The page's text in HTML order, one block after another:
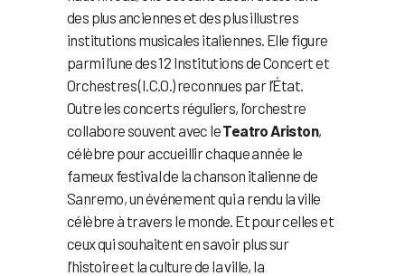
des plus anciennes et des plus illustres
institutions musicales italiennes. Elle figure
parmi l’une des 12 Institutions de Concert et
Orchestres (I.C.O.) reconnues par l’État.
Outre les concerts réguliers, l’orchestre
collabore souvent avec leTeatro Ariston,
célèbre pour accueillir chaque année le
fameux festival de la chanson italienne de
Sanremo, un événement qui a rendu la ville
célèbre à travers le monde. Et pour celles et
ceux qui souhaitent en savoir plus sur
l’histoire et la culture de la ville, la